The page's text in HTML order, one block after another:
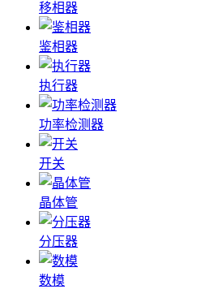
移相器
鉴相器
执行器
功率检测器
开关
晶体管
分压器
数模